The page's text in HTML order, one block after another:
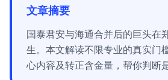
文章摘要
国泰君安与海通合并后的巨头在
生。本文解读不限专业的真实门
心内容及转正含金量，帮你判断